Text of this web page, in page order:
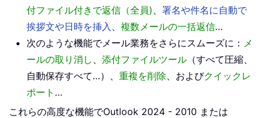
付ファイル付きで返信（全員)
署名や件名に自動で
挨拶文や日時を挿入
複数メールの一括返信…
次のような機能でメール業務をさらにスムーズに： メ
ールの取り消し
添付ファイルツール （すべて圧縮、
自動保存すべて…）、 重複を削除 、およびクイックレ
ポート …
これらの高度な機能でOutlook 2024 - 2010 または